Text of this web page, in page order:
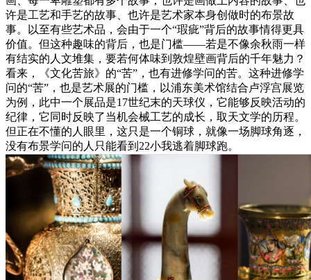
许是工艺和手艺的故事、也许是艺术家本身创做时的布景故
事。以至有些艺术品，会由于一个“瑕疵”背后的故事情得更具
价值。但这种趣味的背后，也是门槛——若是不像余秋雨一样
有结实的人文堆集，要若何体味到敦煌壁画背后的千年魅力？
看来，《文化苦旅》的“苦”，也有进修学问的苦。这种进修学
问的“苦”，也是艺术展的门槛，以浦东美术馆结合卢浮宫展览
为例，此中一个展品是17世纪末的天球仪，它能够反映活动的
纪律，它同时反映了当机会械工艺的成长，取天文学的历程。
但正在不懂的人眼里，这只是一个铜球，就像一场脚球角逐，
没有布景学问的人只能看到22小我逃着脚球跑。